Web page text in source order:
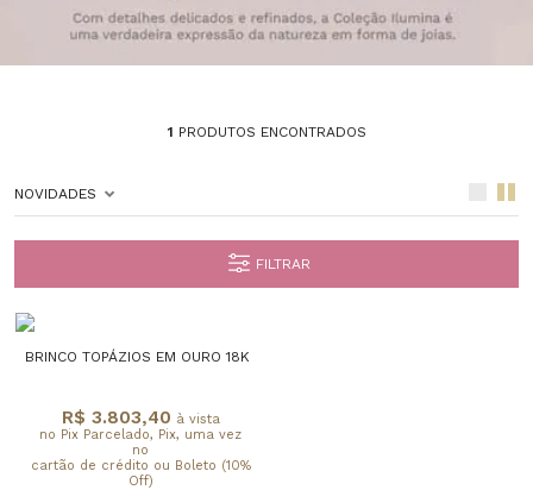
1 PRODUTOS ENCONTRADOS
NOVIDADES
FILTRAR
BRINCO TOPÁZIOS EM OURO 18K
R$ 3.803,40 à vista
no Pix Parcelado, Pix, uma vez
no
cartão de crédito ou Boleto (10%
Off)